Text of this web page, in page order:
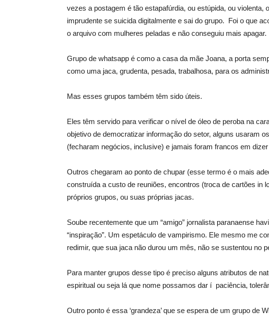
vezes a postagem é tão estapafúrdia, ou estúpida, ou violenta,
imprudente se suicida digitalmente e sai do grupo. Foi o que
o arquivo com mulheres peladas e não conseguiu mais apagar.
Grupo de whatsapp é como a casa da mãe Joana, a porta
como uma jaca, grudenta, pesada, trabalhosa, para os
Mas esses grupos também têm sido úteis.
Eles têm servido para verificar o ní­vel de óleo de peroba na
objetivo de democratizar informação do setor, alguns usaram
(fecharam negócios, inclusive) e jamais foram francos em dizer
Outros chegaram ao ponto de chupar (esse termo é o mais
construí­da a custo de reuniões, encontros (troca de cartões in
próprios grupos, ou suas próprias jacas.
Soube recentemente que um “amigo” jornalista paranaense
“inspiração”. Um espetáculo de vampirismo. Ele mesmo me
redimir, que sua jaca não durou um mês, não se sustentou no
Para manter grupos desse tipo é preciso alguns atributos de
espiritual ou seja lá que nome possamos dar í paciência,
Outro ponto é essa ‘grandeza’ que se espera de um grupo de